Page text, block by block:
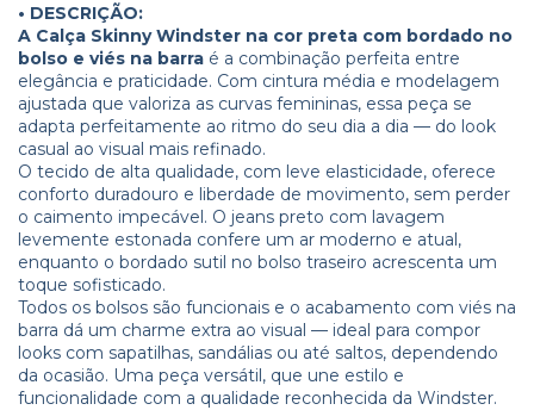
• DESCRIÇÃO:
A Calça Skinny Windster na cor preta com bordado no
bolso e viés na barra é a combinação perfeita entre
elegância e praticidade. Com cintura média e modelagem
ajustada que valoriza as curvas femininas, essa peça se
adapta perfeitamente ao ritmo do seu dia a dia — do look
casual ao visual mais refinado.
O tecido de alta qualidade, com leve elasticidade, oferece
conforto duradouro e liberdade de movimento, sem perder
o caimento impecável. O jeans preto com lavagem
levemente estonada confere um ar moderno e atual,
enquanto o bordado sutil no bolso traseiro acrescenta um
toque sofisticado.
Todos os bolsos são funcionais e o acabamento com viés na
barra dá um charme extra ao visual — ideal para compor
looks com sapatilhas, sandálias ou até saltos, dependendo
da ocasião. Uma peça versátil, que une estilo e
funcionalidade com a qualidade reconhecida da Windster.